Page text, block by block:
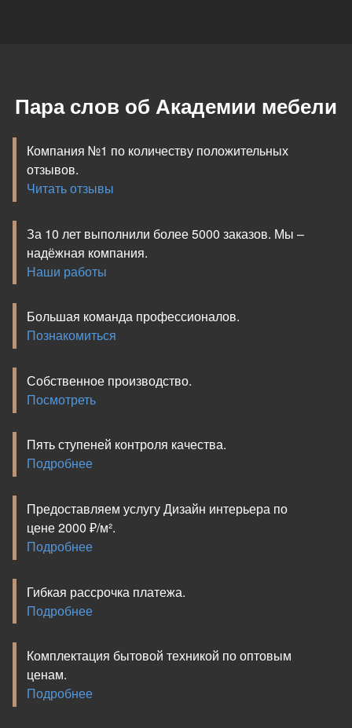
Пара слов об Академии мебели
Компания №1 по количеству положительных
отзывов.
Читать отзывы
За 10 лет выполнили более 5000 заказов. Мы –
надёжная компания.
Наши работы
Большая команда профессионалов.
Познакомиться
Собственное производство.
Посмотреть
Пять ступеней контроля качества.
Подробнее
Предоставляем услугу Дизайн интерьера по
цене 2000 ₽/м².
Подробнее
Гибкая рассрочка платежа.
Подробнее
Комплектация бытовой техникой по оптовым
ценам.
Подробнее